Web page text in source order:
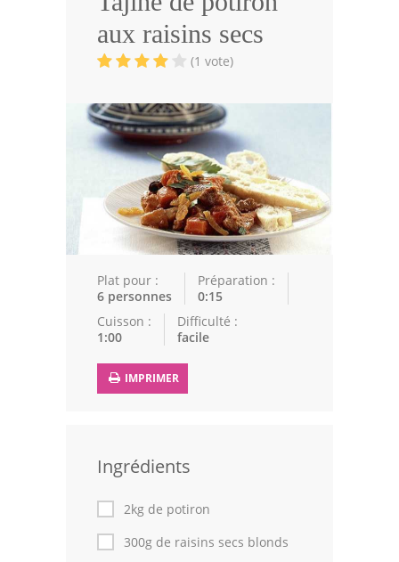
Volailles
Cuisines Orientales
Recettes marocaine
Cuisine Algérienne
Cuisine Tunisienne
Cuisine Juive
Cuisine Libanaise
Astuces de cuisine
Fêtes Religieuses
Chefs
Forum
aux raisins secs
(1 vote)
Plat pour :
6 personnes
Préparation :
0:15
Cuisson :
1:00
Difficulté :
facile
IMPRIMER
Ingrédients
2kg de potiron
300g de raisins secs blonds